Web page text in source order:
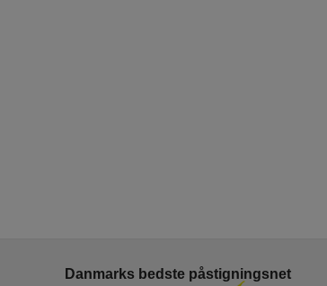
Danmarks bedste påstigningsnet